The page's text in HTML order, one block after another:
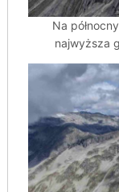
Na
najwyższa